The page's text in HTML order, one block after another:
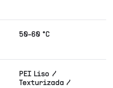
50-60 °C
PEI Liso /
Texturizada /